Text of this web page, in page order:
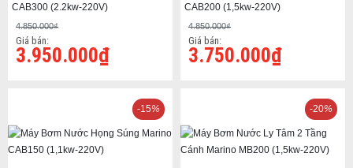
CAB300 (2.2kw-220V)
4.850.000₫
Giá bán:
3.950.000₫
CAB200 (1,5kw-220V)
4.850.000₫
Giá bán:
3.750.000₫
-15% -20%